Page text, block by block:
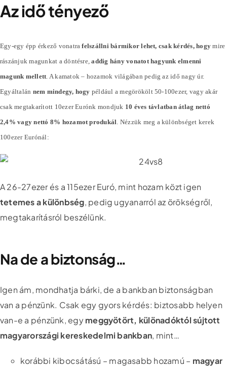
Az idő tényező
Egy-egy épp érkező vonatrafelszállni bármikor lehet, csak kérdés, hogy mire
rászánjuk magunkat a döntésre,addig hány vonatot hagyunk elmenni
magunk mellett . A kamatok – hozamok világában pedig az idő nagy úr.
Egyáltalán nem mindegy, hogy például a megörökölt 50-100ezer, vagy akár
csak megtakarított 10ezer Eurónk mondjuk 10 éves távlatban átlag nettó
2,4% vagy nettó 8% hozamot produkál . Nézzük meg a különbséget kerek
100ezer Eurónál:
A 26-27ezer és a 115ezer Euró, mint hozam közt igen
tetemes a különbség, pedig ugyanarról az örökségről,
megtakarításról beszélünk.
Na de a biztonság…
Igen ám, mondhatja bárki, de a bankban biztonságban
van a pénzünk. Csak egy gyors kérdés: biztosabb helyen
van-e a pénzünk, egymeggyötört, különadóktól sújtott
magyarországi kereskedelmi bankban, mint…
korábbi kibocsátású – magasabb hozamú – magyar